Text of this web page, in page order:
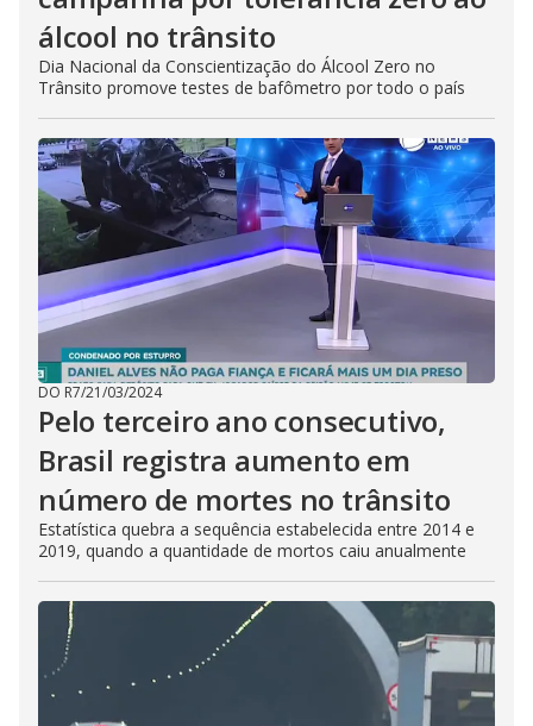
álcool no trânsito
Dia Nacional da Conscientização do Álcool Zero no
Trânsito promove testes de bafômetro por todo o país
DO R7/21/03/2024
Pelo terceiro ano consecutivo,
Brasil registra aumento em
número de mortes no trânsito
Estatística quebra a sequência estabelecida entre 2014 e
2019, quando a quantidade de mortos caiu anualmente